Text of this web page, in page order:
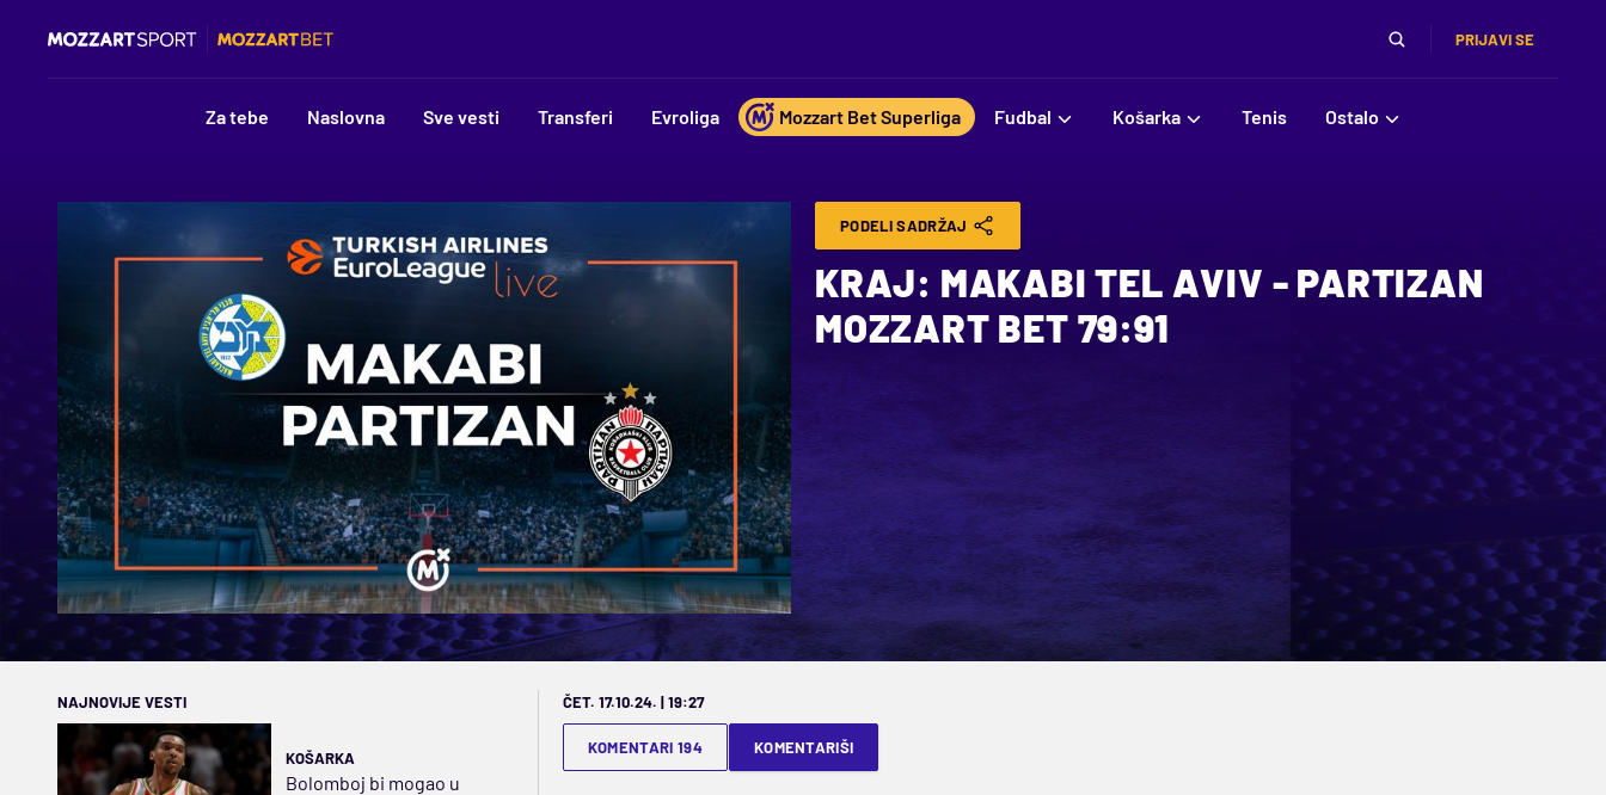
PRIJAVI SE
Za tebe Naslovna Sve vesti Transferi Evroliga Mozzart Bet Superliga Fudbal Košarka Tenis Ostalo
PODELI SADRŽAJ
KRAJ: MAKABI TEL AVIV - PARTIZAN
MOZZART BET 79:91
NAJNOVIJE VESTI
KOŠARKA
Bolomboj bi mogao u
ČET. 17.10.24. | 19:27
KOMENTARI 194 KOMENTARIŠI